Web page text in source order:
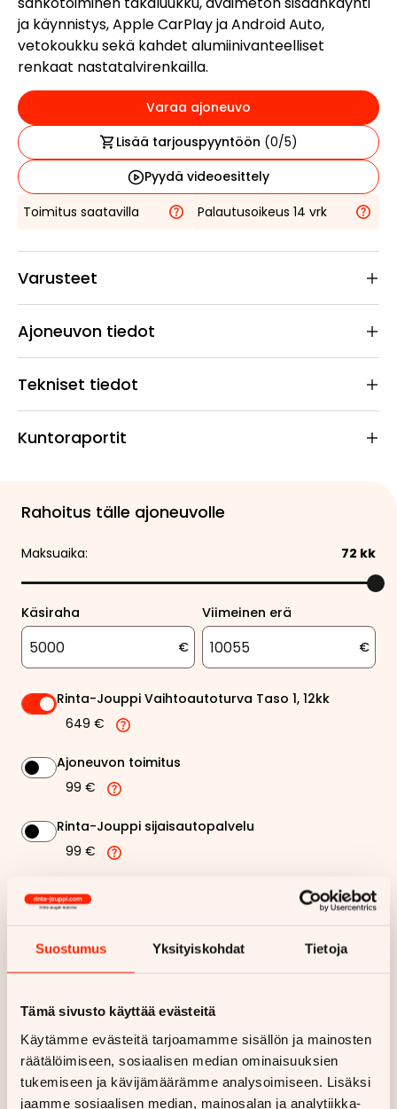
Suostumus Yksityiskohdat Tietoja
Tämä sivusto käyttää evästeitä
Käytämme evästeitä tarjoamamme sisällön ja mainosten
räätälöimiseen, sosiaalisen median ominaisuuksien
tukemiseen ja kävijämäärämme analysoimiseen. Lisäksi
jaamme sosiaalisen median, mainosalan ja analytiikka-
ja käynnistys, Apple CarPlay ja Android Auto,
vetokoukku sekä kahdet alumiinivanteelliset
renkaat nastatalvirenkailla.
Varaa ajoneuvo
Lisää tarjouspyyntöön (0/5)
Pyydä videoesittely
Toimitus saatavilla
Palautusoikeus 14 vrk
Varusteet
Ajoneuvon tiedot
Tekniset tiedot
Kuntoraportit
Rahoitus tälle ajoneuvolle
Maksuaika: 72 kk
Käsiraha
€
Viimeinen erä
€
Rinta-Jouppi Vaihtoautoturva Taso 1, 12kk
649 €
Ajoneuvon toimitus
99 €
Rinta-Jouppi sijaisautopalvelu
99 €
284,73 €
Näytähintaerittely
Haluan myös tarjouksen vakuutuksesta
Hae rahoitustarjous
Rahoituslaskelma on suuntaa antava ja edellyttää hyväksytyn
luottopäätöksen ja kaskovakuutuksen.